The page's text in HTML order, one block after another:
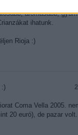
beszélünk 1800-2600
aromásabb,
ihatunk.
Rioja :)
:)
Coma Vella 2005.
20 euró), de pazar volt.